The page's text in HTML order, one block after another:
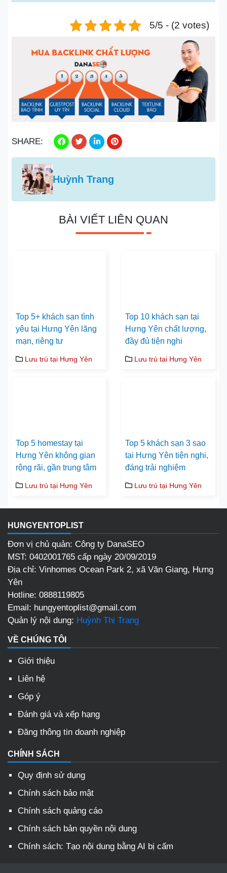
5/5 - (2 votes)
SHARE:
Huỳnh Trang
BÀI VIẾT LIÊN QUAN
Top 5+ khách sạn tình
yêu tại Hưng Yên lãng
mạn, riêng tư
Lưu trú tại Hưng Yên
Top 10 khách sạn tại
Hưng Yên chất lượng,
đầy đủ tiện nghi
Lưu trú tại Hưng Yên
Top 5 homestay tại
Hưng Yên không gian
rộng rãi, gần trung tâm
Lưu trú tại Hưng Yên
Top 5 khách sạn 3 sao
tại Hưng Yên tiện nghi,
đáng trải nghiệm
Lưu trú tại Hưng Yên
HUNGYENTOPLIST
Đơn vị chủ quản: Công ty DanaSEO
MST: 0402001765 cấp ngày 20/09/2019
Địa chỉ: Vinhomes Ocean Park 2, xã Văn Giang, Hưng
Yên
Hotline: 0888119805
Email: hungyentoplist@gmail.com
Quản lý nội dung: Huỳnh Thị Trang
VỀ CHÚNG TÔI
Giới thiệu
Liên hệ
Góp ý
Đánh giá và xếp hạng
Đăng thông tin doanh nghiệp
CHÍNH SÁCH
Quy định sử dụng
Chính sách bảo mật
Chính sách quảng cáo
Chính sách bản quyền nội dung
Chính sách: Tạo nội dung bằng AI bị cấm